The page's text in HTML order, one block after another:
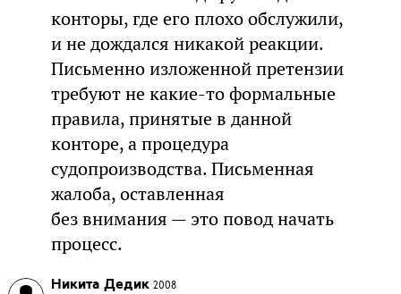
конторы, где его плохо обслужили,
и не дождался никакой реакции.
Письменно изложенной претензии
требуют не какие-то формальные
правила, принятые в данной
конторе, а процедура
судопроизводства. Письменная
жалоба, оставленная
без внимания — это повод начать
процесс.
Никита Дедик 2008